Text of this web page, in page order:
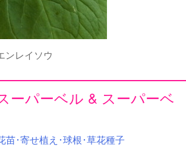
ンレイソウ
ーパーベル & スーパーベ
苗･寄せ植え･球根･草花種子